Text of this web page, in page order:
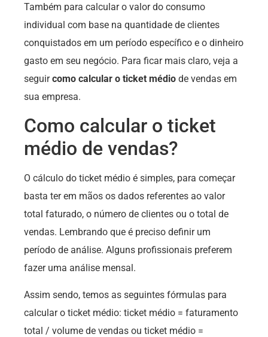
Também para calcular o valor do consumo
individual com base na quantidade de clientes
conquistados em um período específico e o dinheiro
gasto em seu negócio. Para ficar mais claro, veja a
seguircomo calcular o ticket médio de vendas em
sua empresa.
Como calcular o ticket
médio de vendas?
O cálculo do ticket médio é simples, para começar
basta ter em mãos os dados referentes ao valor
total faturado, o número de clientes ou o total de
vendas. Lembrando que é preciso definir um
período de análise. Alguns profissionais preferem
fazer uma análise mensal.
Assim sendo, temos as seguintes fórmulas para
calcular o ticket médio: ticket médio = faturamento
total / volume de vendas ou ticket médio =